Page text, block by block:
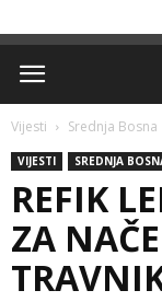
Vijesti Srednja Bosna
VIJESTI SREDNJA
REFIK
ZA